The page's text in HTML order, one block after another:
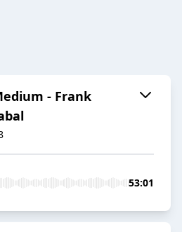
- Frank
53:01